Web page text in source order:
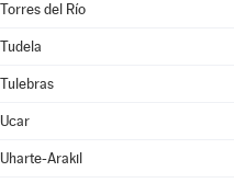
Torres del Río
Tudela
Tulebras
Ucar
Uharte-Arakil